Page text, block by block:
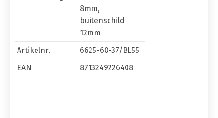
8mm,
buitenschild
12mm
Artikelnr.
6625-60-37/BL55
EAN
8713249226408